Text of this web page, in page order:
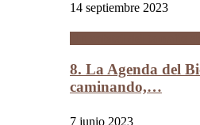
14 septiembre 2023
8. La Agenda del
caminando,…
7 junio 2023